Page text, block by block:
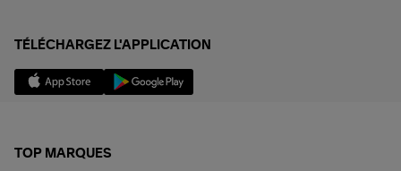
TÉLÉCHARGEZ L'APPLICATION
TOP MARQUES